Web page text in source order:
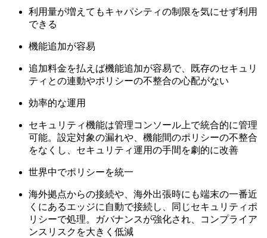
利用量が増えてもキャパシティの制限を気にせず利用
できる
機能追加が容易
追加料金を払えば機能追加が容易で、既存のセキュリ
ティとの連動やポリシーの不整合の心配がない
効率的な運用
セキュリティ機能は管理コンソール上で統合的に管理
可能。設定対象の漏れや、機能間のポリシーの不整合
をなくし、セキュリティ運用の手間を劇的に改善
世界中でポリシーを統一
海外拠点からの接続や、海外出張時にも端末の一番近
くにあるエッジに自動で接続し、同じセキュリティポ
リシーで処理。ガバナンスが強化され、コンプライア
ンスリスクを大きく低減